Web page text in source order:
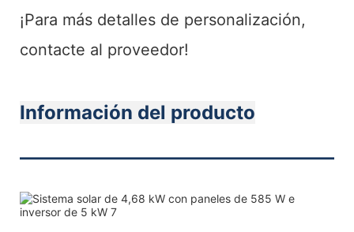
¡Para más detalles de personalización,
contacte al proveedor!
Información del producto